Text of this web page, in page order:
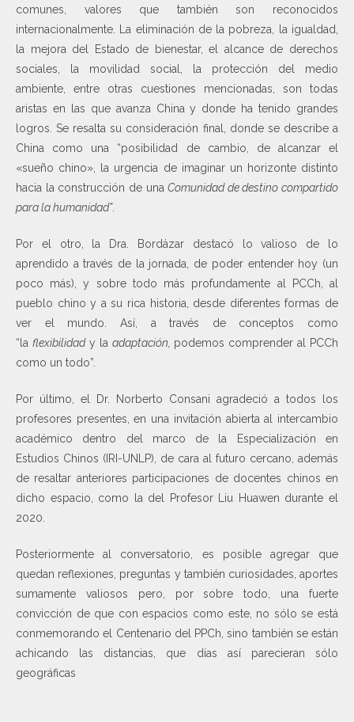
comunes, valores que también son reconocidos
internacionalmente. La eliminación de la pobreza, la igualdad,
la mejora del Estado de bienestar, el alcance de derechos
sociales, la movilidad social, la protección del medio
ambiente, entre otras cuestiones mencionadas, son todas
aristas en las que avanza China y donde ha tenido grandes
logros. Se resalta su consideración final, donde se describe a
China como una “posibilidad de cambio, de alcanzar el
«sueño chino», la urgencia de imaginar un horizonte distinto
hacia la construcción de unaComunidad de destino compartido
para la humanidad”.
Por el otro, la Dra. Bordázar destacó lo valioso de lo
aprendido a través de la jornada, de poder entender hoy (un
poco más), y sobre todo más profundamente al PCCh, al
pueblo chino y a su rica historia, desde diferentes formas de
ver el mundo. Así, a través de conceptos como
“la flexibilidady la adaptación, podemos comprender al PCCh
como un todo”.
Por último, el Dr. Norberto Consani agradeció a todos los
profesores presentes, en una invitación abierta al intercambio
académico dentro del marco de la Especialización en
Estudios Chinos (IRI-UNLP), de cara al futuro cercano, además
de resaltar anteriores participaciones de docentes chinos en
dicho espacio, como la del Profesor Liu Huawen durante el
2020.
Posteriormente al conversatorio, es posible agregar que
quedan reflexiones, preguntas y también curiosidades, aportes
sumamente valiosos pero, por sobre todo, una fuerte
convicción de que con espacios como este, no sólo se está
conmemorando el Centenario del PPCh, sino también se están
achicando las distancias, que días así parecieran sólo
geográficas